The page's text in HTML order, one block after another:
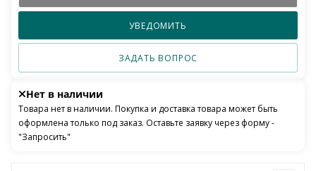
УВЕДОМИТЬ
ЗАДАТЬ ВОПРОС
Нет в наличии
Товара нет в наличии. Покупка и доставка товара может быть
оформлена только под заказ. Оставьте заявку через форму -
"Запросить"